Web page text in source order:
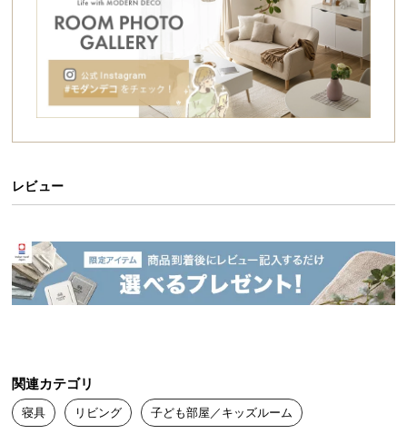
イ
払
い
に
配
送
レビュー
関連カテゴリ
寝具 リビング 子ども部屋／キッズルーム